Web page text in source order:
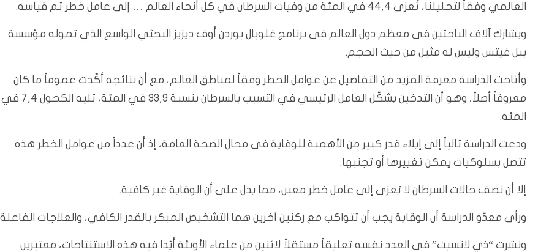
العالمي وفقاً لتحليلنا، تُعزى 44,4 في المئة من وفيات السرطان في كل أنحاء العالم … إلى عامل خطر تم قياسه.
ويشارك آلاف الباحثين في معظم دول العالم في برنامج غلوبال بوردن أوف ديزيز البحثي الواسع الذي تموله مؤسسة
بيل غيتس وليس له مثيل من حيث الحجم.
وأتاحت الدراسة معرفة المزيد من التفاصيل عن عوامل الخطر وفقاً لمناطق العالم، مع أن نتائجه أكّدت عموماً ما كان
معروفاً أصلاً، وهو أن التدخين يشكّل العامل الرئيسي في التسبب بالسرطان بنسبة 33,9 في المئة، تليه الكحول 7,4 في
المئة.
ودعت الدراسة تالياً إلى إيلاء قدر كبير من الأهمية للوقاية في مجال الصحة العامة، إذ أن عدداً من عوامل الخطر هذه
تتصل بسلوكيات يمكن تغييرها أو تجنبها.
إلا أن نصف حالات السرطان لا يُعزى إلى عامل خطر معين، مما يدل على أن الوقاية غير كافية.
ورأى معدّو الدراسة أن الوقاية يجب أن تتواكب مع ركنين آخرين هما التشخيص المبكر بالقدر الكافي، والعلاجات
ونشرت “ذي لانسيت” في العدد نفسه تعليقاً مستقلاً لاثنين من علماء الأوبئة أيّدا فيه هذه الاستنتاجات، معتبرين